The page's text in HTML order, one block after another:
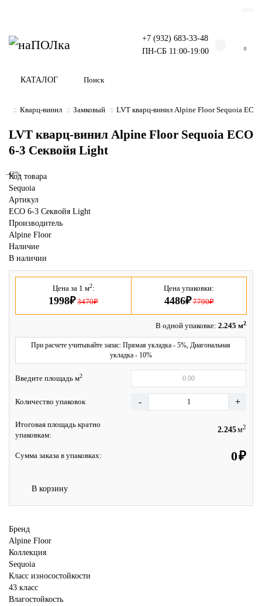
+7 (932) 683-33-48
ПН-СБ 11:00-19:00
0
КАТАЛОГ
Кварц-винил Замковый LVT кварц-винил Alpine Floor Sequoia
LVT кварц-винил Alpine Floor Sequoia ECO
6-3 Секвойя Light
-42%
Код товара
Sequoia
Артикул
ECO 6-3 Секвойя Light
Производитель
Alpine Floor
Наличие
В наличии
Цена за 1 м2:
1998₽ 3470₽
Цена упаковки:
4486₽ 7790₽
В одной упаковке: 2.245 м2
При расчете учитывайте запас: Прямая укладка - 5%, Диагональная
укладка - 10%
Введите площадь м2
Количество упаковок
Итоговая площадь кратно
упаковкам:
м2
Сумма заказа в упаковках: ₽
В корзину
Бренд
Alpine Floor
Коллекция
Sequoia
Класс износостойкости
43 класс
Влагостойкость